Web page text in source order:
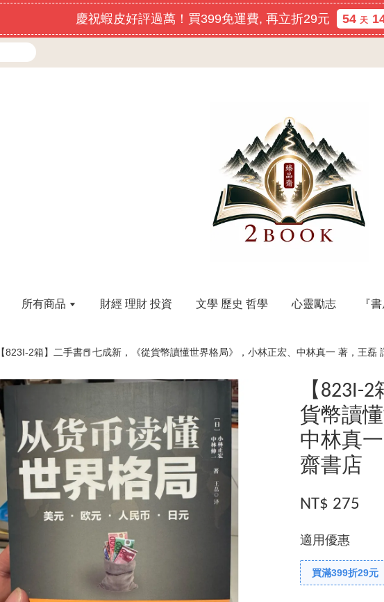
慶祝蝦皮好評過萬！買399免運費, 再立折29元 54 天
所有商品 財經 理財 投資 文學 歷史 哲學 心靈勵志 『
【823I-2箱】二手書📕七成新，《從貨幣讀懂世界格局》，小林正宏、中林真一 著，王磊
【823I-
貨幣讀
中林真
齋書店
NT$ 275
適用優惠
買滿399折29元